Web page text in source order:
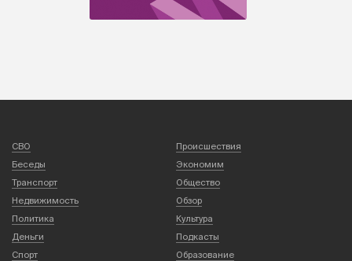
СВО
Происшествия
Беседы
Экономим
Транспорт
Общество
Недвижимость
Обзор
Политика
Культура
Деньги
Подкасты
Спорт
Образование